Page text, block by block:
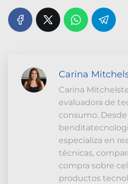
Carina
Carina
evaluadora de
consumo. Desde
especializa en
técnicas,
compra sobre
productos